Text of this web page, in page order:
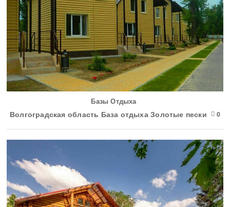
Базы Отдыха
Волгоградская область База отдыха Золотые пески 0